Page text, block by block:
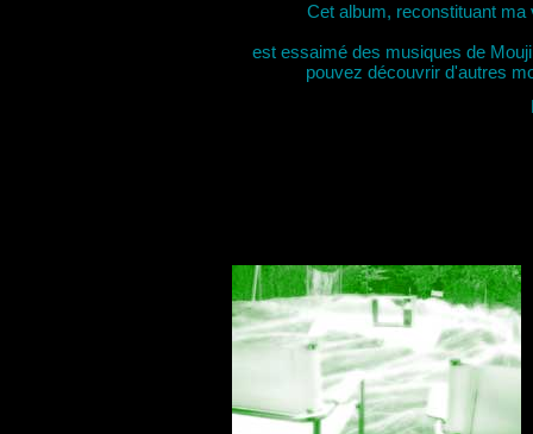
Cet album, reconstituant ma
est essaimé des musiques de
pouvez découvrir d'autres